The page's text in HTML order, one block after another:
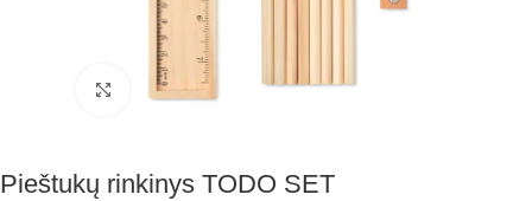
Click to enlarge
Pieštukų rinkinys TODO SET